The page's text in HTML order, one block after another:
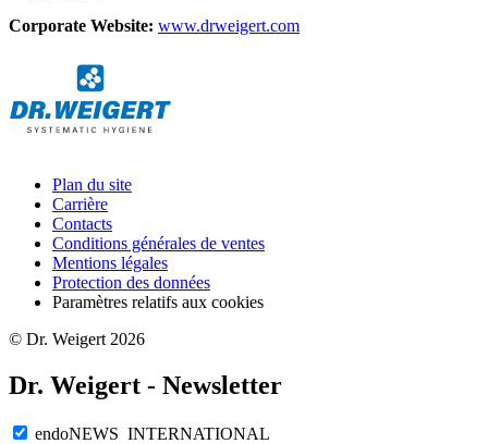
Corporate Website: www.drweigert.com
Plan du site
Carrière
Contacts
Conditions générales de ventes
Mentions légales
Protection des données
Paramètres relatifs aux cookies
© Dr. Weigert 2026
Dr. Weigert - Newsletter
endoNEWS INTERNATIONAL